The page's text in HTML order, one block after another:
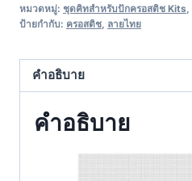
หมวดหมู่: ชุดคิทสำหรับปักครอสติช Kits
ป้ายกำกับ: ครอสติช ลายไทย
คำอธิบาย
คำอธิบาย